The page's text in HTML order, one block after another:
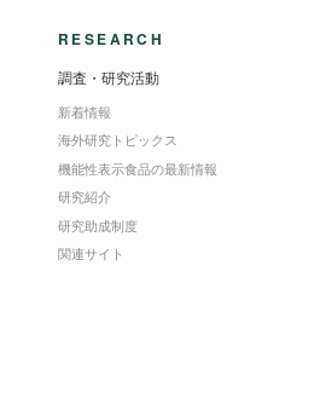
RESEARCH
調査・研究活動
新着情報
海外研究トピックス
機能性表示食品の最新情報
研究紹介
研究助成制度
関連サイト